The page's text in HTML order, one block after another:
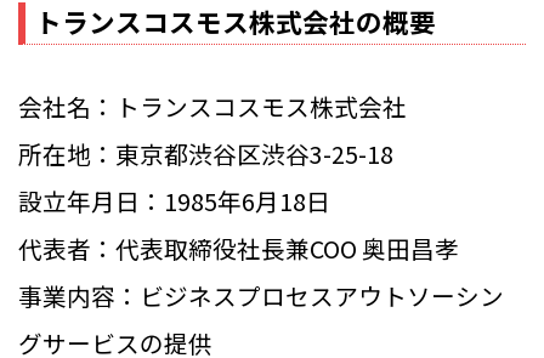
トランスコスモス株式会社の概要
会社名：トランスコスモス株式会社
所在地：東京都渋谷区渋谷3-25-18
設立年月日：1985年6月18日
代表者：代表取締役社長兼COO 奥田昌孝
事業内容：ビジネスプロセスアウトソーシン
グサービスの提供